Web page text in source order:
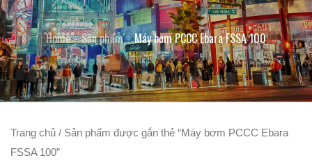
Home Sản phẩm Máy bơm PCCC Ebara FSSA 100
Trang chủ / Sản phẩm được gắn thẻ “Máy bơm PCCC Ebara
FSSA 100”